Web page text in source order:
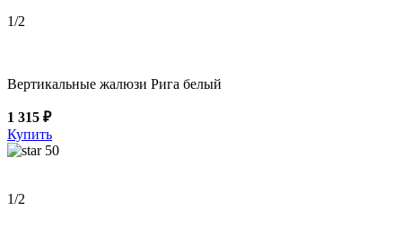
1/2
Вертикальные жалюзи Рига белый
1 315 ₽
Купить
50
1/2